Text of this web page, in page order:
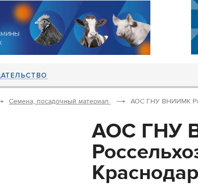
Семена, посадочный материал АОС ГНУ ВНИИМК
АОС ГНУ